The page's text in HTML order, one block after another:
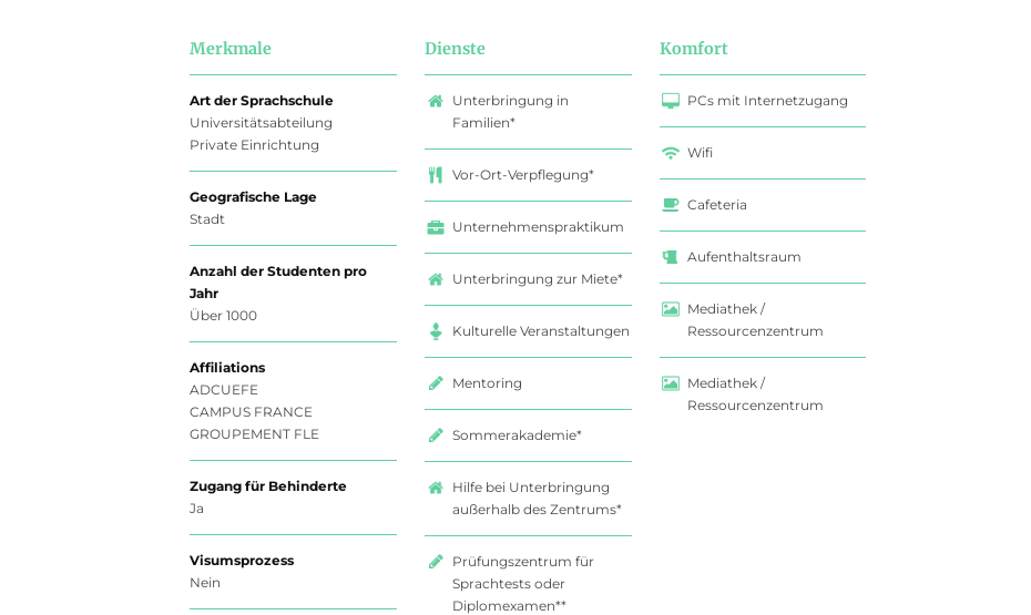
Merkmale
Art der Sprachschule
Universitätsabteilung
Private Einrichtung
Geografische Lage
Stadt
Anzahl der Studenten pro
Jahr
Über 1000
Affiliations
ADCUEFE
CAMPUS FRANCE
GROUPEMENT FLE
Zugang für Behinderte
Ja
Visumsprozess
Nein
Dienste
Unterbringung in
Familien*
Vor-Ort-Verpflegung*
Unternehmenspraktikum
Unterbringung zur Miete*
Kulturelle Veranstaltungen
Mentoring
Sommerakademie*
Hilfe bei Unterbringung
außerhalb des Zentrums*
Prüfungszentrum für
Sprachtests oder
Diplomexamen**
Komfort
PCs mit Internetzugang
Wifi
Cafeteria
Aufenthaltsraum
Mediathek /
Ressourcenzentrum
Mediathek /
Ressourcenzentrum